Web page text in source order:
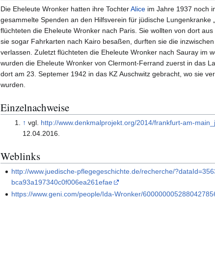
Die Eheleute Wronker hatten ihre TochterAlice im Jahre 1937 noch
gesammelte Spenden an den Hilfsverein für jüdische Lungenkranke
flüchteten die Eheleute Wronker nach Paris. Sie wollten von dort
sie sogar Fahrkarten nach Kairo besaßen, durften sie die
verlassen. Zuletzt flüchteten die Eheleute Wronker nach Sauray im
wurden die Eheleute Wronker von Clermont-Ferrand zuerst in das
dort am 23. Septemer 1942 in das KZ Auschwitz gebracht, wo sie
wurden.
Einzelnachweise
↑ vgl. http://www.denkmalprojekt.org/2014/frankfurt-am-
12.04.2016.
Weblinks
http://www.juedische-pflegegeschichte.de/recherche/
bca93a197340c0f006ea261efae
https://www.geni.com/people/Ida-Wronker/